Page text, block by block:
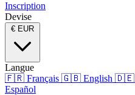
Inscription
Devise
€ EUR
Langue
🇫🇷 Français 🇬🇧 English 🇩🇪
Español